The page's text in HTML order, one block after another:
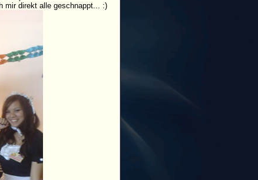
mir direkt alle geschnappt... :)